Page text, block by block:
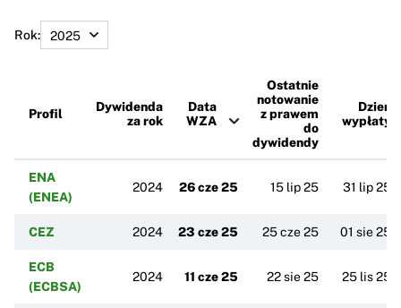
Rok:
Profil
Dywidenda
za rok
Data
WZA
Ostatnie
notowanie
z prawem
do
dywidendy
Dzień
wypłaty
ENA
(ENEA)
2024 26 cze 25 15 lip 25 31 lip 25
CEZ 2024 23 cze 25 25 cze 25 01 sie 25
ECB
(ECBSA)
2024 11 cze 25 22 sie 25 25 lis 25